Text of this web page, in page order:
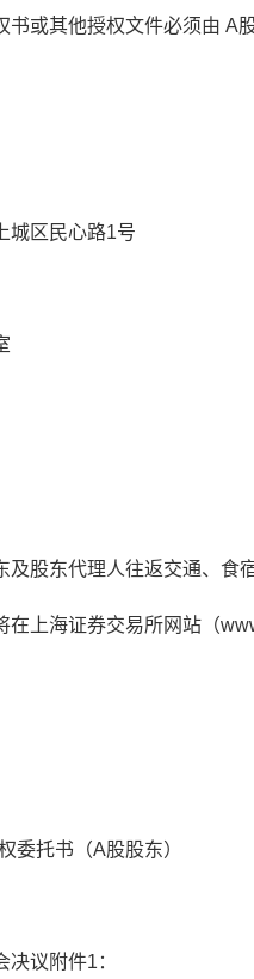
书或其他授权文件必须由 A
城区民心路1号
及股东代理人往返交通、食
在上海证券交易所网站（
委托书（A股股东）
议附件1：